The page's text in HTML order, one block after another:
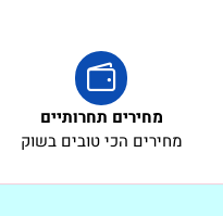
מחירים תחרותיים
מחירים הכי טובים בשוק